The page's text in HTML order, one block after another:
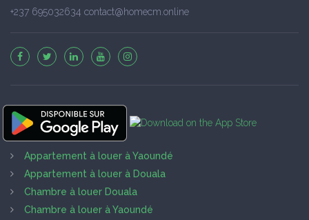
+237 695032634 contact@homecm.online
Appartement à louer à Yaoundé
Appartement à louer à Douala
Chambre à louer Douala
Chambre à louer à Yaoundé